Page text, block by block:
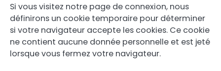
Si vous visitez notre page de connexion, nous
définirons un cookie temporaire pour déterminer
si votre navigateur accepte les cookies. Ce cookie
ne contient aucune donnée personnelle et est jeté
lorsque vous fermez votre navigateur.